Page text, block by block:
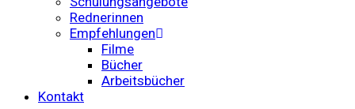
Rednerinnen
Empfehlungen
Filme
Bücher
Arbeitsbücher
Kontakt